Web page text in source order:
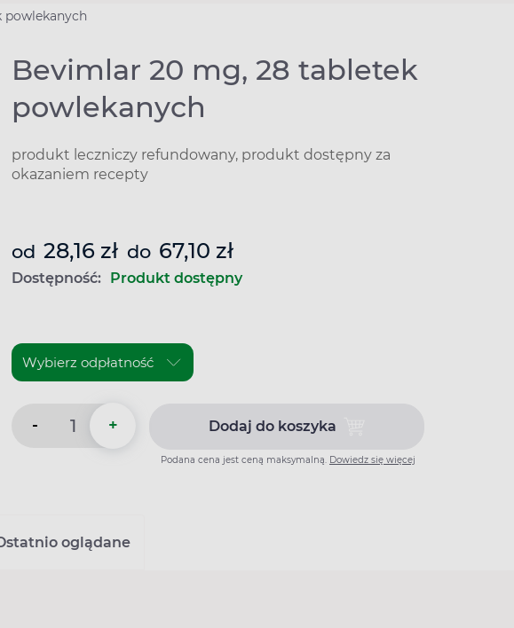
powlekanych
Bevimlar 20 mg, 28 tabletek
powlekanych
produkt leczniczy refundowany, produkt dostępny za
okazaniem recepty
od 28,16 zł do 67,10 zł
Dostępność: Produkt dostępny
- + Dodaj do koszykaDodaj do koszyka Bevimlar
Podana cena jest ceną maksymalną. Dowiedz się więcej
oglądane